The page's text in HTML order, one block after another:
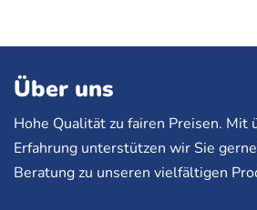
Über uns
Hohe Qualität zu fairen Preisen. Mit
Erfahrung unterstützen wir Sie
Beratung zu unseren vielfältigen